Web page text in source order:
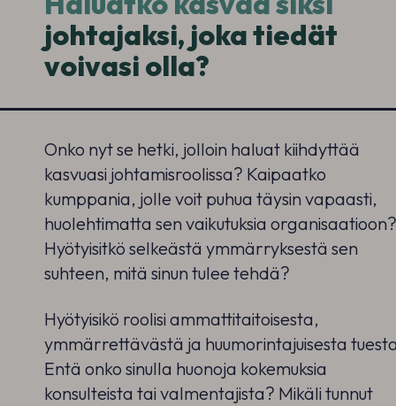
johtajaksi, joka tiedät
voivasi olla?
Onko nyt se hetki, jolloin haluat kiihdyttää
kasvuasi johtamisroolissa? Kaipaatko
kumppania, jolle voit puhua täysin vapaasti,
huolehtimatta sen vaikutuksia organisaatioon?
Hyötyisitkö selkeästä ymmärryksestä sen
suhteen, mitä sinun tulee tehdä?
Hyötyisikö roolisi ammattitaitoisesta,
ymmärrettävästä ja huumorintajuisesta
Entä onko sinulla huonoja kokemuksia
konsulteista tai valmentajista? Mikäli tunnut